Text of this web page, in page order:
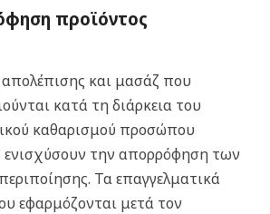
προϊόντος
απολέπισης και μασάζ που
κατά τη διάρκεια του
καθαρισμού προσώπου
την απορρόφηση των
Τα επαγγελματικά
εφαρμόζονται μετά τον